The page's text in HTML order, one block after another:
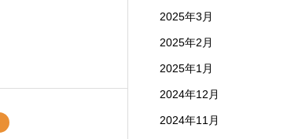
2025年3月
2025年2月
2025年1月
2024年12月
2024年11月